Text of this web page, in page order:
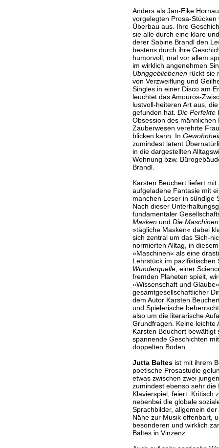
Anders als Jan-Eike
vorgelegten Prosa-
Überbau aus. Ihre
sie alle durch eine klare
derer Sabine Brandl den
bestens durch ihre
humorvoll, mal vor allem
im wirklich angenehmen
Übriggebliebenenrückt sie
von Verzweiflung und
Singles in einer Disco am
leuchtet das Amourös-
lustvoll-heiteren Art aus,
gefunden hat. Die Perfekte
Obsession des
Zauberwesen verehrte
blicken kann. In
zumindest latent
in die dargestellten
Wohnung bzw.
Brandl.
Karsten Beuchert liefert mit
aufgeladene Fantasie mit
manchen Leser in sündige
Nach dieser
fundamentaler
Maskenund Die
»tägliche Masken« dabei
sich zentral um das Sich-
normierten Alltag, in
»Maschinen« als eine
Lehrstück im
Wunderquelle, einer
fremden Planeten spielt,
»Wissenschaft und
gesamtgesellschaftlicher
dem Autor Karsten
und Spielerische
also um die literarische
Grundfragen. Keine leichte
Karsten Beuchert
spannende Geschichten
doppelten Boden.
Jutta Baltesist mit ihrem
poetische Prosastudie
etwas zwischen zwei
zumindest ebenso sehr
Klavierspiel, feiert. Kritisch
nebenbei die globale
Sprachbilder, allgemein
Nähe zur Musik offenbart,
besonderen und wirklich
Baltes in Vinzenz.